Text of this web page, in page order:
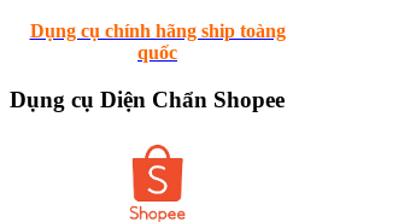
Dụng cụ chính hãng ship toàng
quốc
Dụng cụ Diện Chẩn Shopee